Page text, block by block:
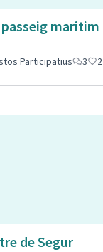
maritim
Participatius 3 2
de Segur